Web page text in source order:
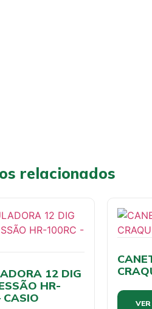
relacionados
12 DIG
HR-
CASIO